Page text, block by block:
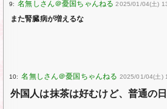
9: 2025/01/04(土)
また腎臓病が増えるな
10: 2025/01/04(土)
外国人は抹茶は好むけど、普通の